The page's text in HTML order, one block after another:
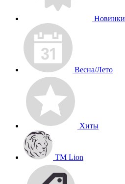
Новинки
Весна/Лето
Хиты
TM Lion